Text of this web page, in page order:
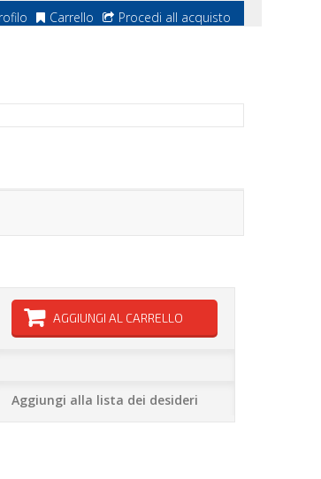
Carrello Procedi all acquisto
AGGIUNGI AL CARRELLO
Aggiungi alla lista dei desideri